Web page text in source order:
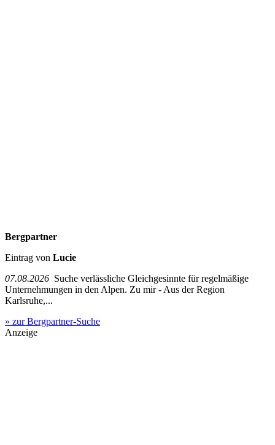
Bergpartner
Eintrag von Lucie
07.08.2026 Suche verlässliche Gleichgesinnte für regelmäßige
Unternehmungen in den Alpen. Zu mir - Aus der Region
Karlsruhe,...
» zur Bergpartner-Suche
Anzeige